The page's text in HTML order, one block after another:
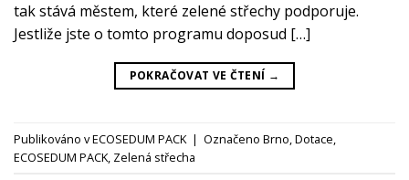
tak stává městem, které zelené střechy podporuje.
Jestliže jste o tomto programu doposud […]
POKRAČOVAT VE ČTENÍ →
Publikováno vECOSEDUM PACK | Označeno Brno Dotace
ECOSEDUM PACK Zelená střecha